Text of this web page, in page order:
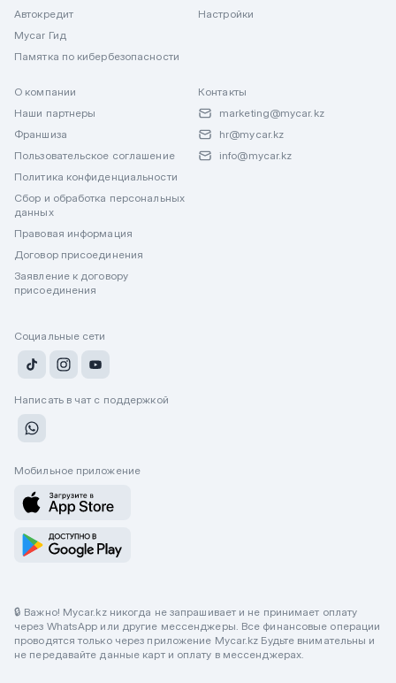
Автокредит
Mycar Гид
Памятка по кибербезопасности
Настройки
О компании
Наши партнеры
Франшиза
Пользовательское соглашение
Политика конфиденциальности
Сбор и обработка персональных
данных
Правовая информация
Договор присоединения
Заявление к договору
присоединения
Контакты
marketing@mycar.kz
hr@mycar.kz
info@mycar.kz
Социальные сети
Написать в чат с поддержкой
Мобильное приложение
🔒 Важно! Mycar.kz никогда не запрашивает и не принимает оплату
через WhatsApp или другие мессенджеры. Все финансовые операции
проводятся только через приложение Mycar.kz Будьте внимательны и
не передавайте данные карт и оплату в мессенджерах.